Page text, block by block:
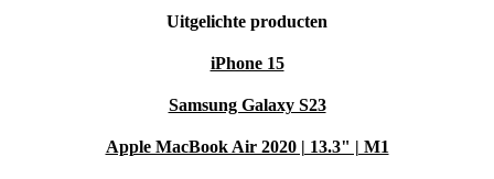
Uitgelichte producten
iPhone 15
Samsung Galaxy S23
Apple MacBook Air 2020 | 13.3" | M1